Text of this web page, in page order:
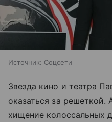
Источник: Соцсети
Звезда кино и театра
оказаться за
хищение колоссальных